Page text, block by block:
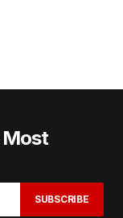
Most
SUBSCRIBE